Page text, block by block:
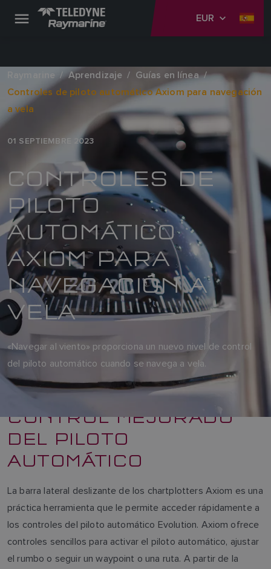
EUR
Raymarine Aprendizaje
Guías en línea
Controles de piloto automático Axiom para navegación
a vela
01 SEPTIEMBRE 2023
CONTROLES DE
PILOTO
AUTOMÁTICO
AXIOM PARA
NAVEGACIÓN A
VELA
«Navegar al viento» proporciona un nuevo nivel de control
del piloto automático cuando se navega a vela.
CONTROL MEJORADO
DEL PILOTO
AUTOMÁTICO
La barra lateral deslizante de los chartplotters Axiom es una
práctica herramienta que le permite acceder rápidamente a
los controles del piloto automático Evolution. Axiom ofrece
controles sencillos para activar el piloto automático, ajustar
el rumbo o seguir un waypoint o una ruta. A partir de la